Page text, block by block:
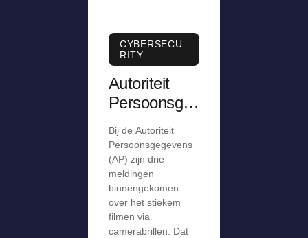
CYBERSECU
RITY
Autoriteit
Persoonsge
meldingen
over stiekem
filmen via
camerabril
Bij de Autoriteit
Persoonsgegevens
(AP) zijn drie
meldingen
binnengekomen
over het stiekem
filmen via
camerabrillen. Dat